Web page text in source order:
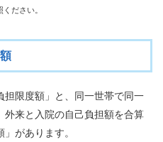
ください。
限度額」と、同一世帯で同一
外来と入院の自己負担額を合算
があります。